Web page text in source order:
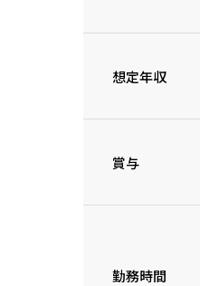
想定年収
賞与
勤務時間